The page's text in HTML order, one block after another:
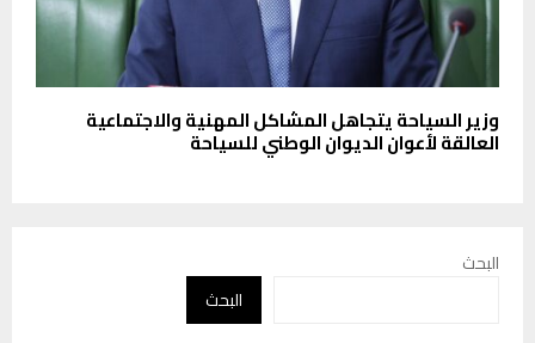
وزير السياحة يتجاهل المشاكل المهنية والاجتماعية
العالقة لأعوان الديوان الوطني للسياحة
البحث
البحث